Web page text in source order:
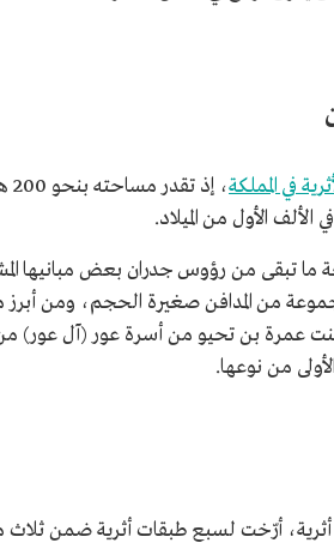
في المملكة
الألف الأول من الميلاد.
ما تبقى من رؤوس جدران بعض مبانيها
من المدافن صغيرة الحجم، ومن أبرز
عمرة بن تحيو من أسرة عور (آل عور)
من نوعها.
أرّخت لسبع طبقات أثرية ضمن ثلاث